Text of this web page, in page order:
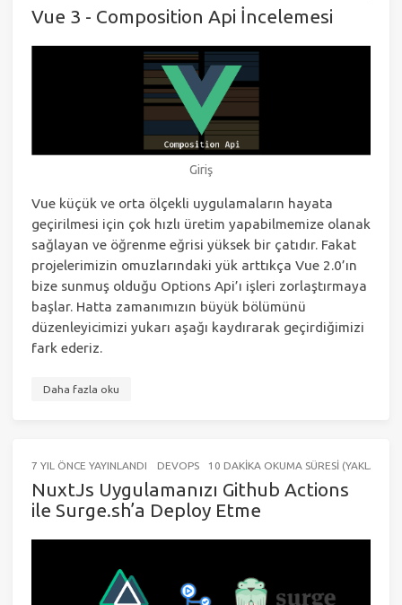
Vue 3 - Composition Api İncelemesi
Giriş
Vue küçük ve orta ölçekli uygulamaların hayata
geçirilmesi için çok hızlı üretim yapabilmemize olanak
sağlayan ve öğrenme eğrisi yüksek bir çatıdır. Fakat
projelerimizin omuzlarındaki yük arttıkça Vue 2.0’ın
bize sunmuş olduğu Options Api’ı işleri zorlaştırmaya
başlar. Hatta zamanımızın büyük bölümünü
düzenleyicimizi yukarı aşağı kaydırarak geçirdiğimizi
fark ederiz.
Daha fazla oku
7 YIL ÖNCE YAYINLANDI DEVOPS 10 DAKIKA OKUMA SÜRESI (YAKLAŞIK
NuxtJs Uygulamanızı Github Actions
ile Surge.sh’a Deploy Etme